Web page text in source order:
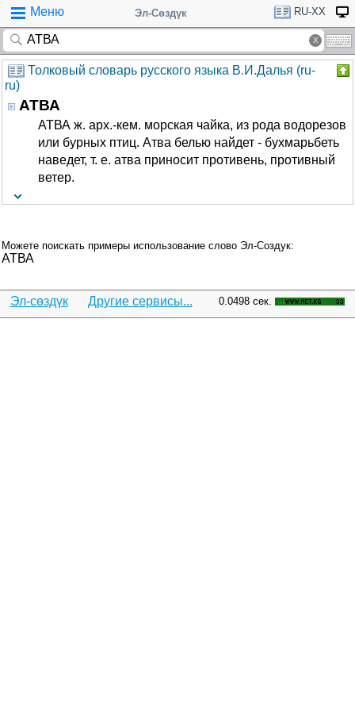
Меню Эл-Сөздүк RU-XX
Толковый словарь русского языка В.И.Далья (ru-
ru)
АТВА
АТВА ж. арх.-кем. морская чайка, из рода водорезов
или бурных птиц. Атва белью найдет - бухмарьбеть
наведет, т. е. атва приносит противень, противный
ветер.
Можете поискать примеры использование слово Эл-Создук:
АТВА
Эл-сөздүк Другие сервисы... 0.0498 сек.